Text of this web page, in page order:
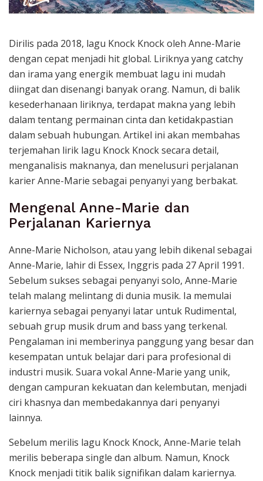
Dirilis pada 2018, lagu Knock Knock oleh Anne-Marie
dengan cepat menjadi hit global. Liriknya yang catchy
dan irama yang energik membuat lagu ini mudah
diingat dan disenangi banyak orang. Namun, di balik
kesederhanaan liriknya, terdapat makna yang lebih
dalam tentang permainan cinta dan ketidakpastian
dalam sebuah hubungan. Artikel ini akan membahas
terjemahan lirik lagu Knock Knock secara detail,
menganalisis maknanya, dan menelusuri perjalanan
karier Anne-Marie sebagai penyanyi yang berbakat.
Mengenal Anne-Marie dan
Perjalanan Kariernya
Anne-Marie Nicholson, atau yang lebih dikenal sebagai
Anne-Marie, lahir di Essex, Inggris pada 27 April 1991.
Sebelum sukses sebagai penyanyi solo, Anne-Marie
telah malang melintang di dunia musik. Ia memulai
kariernya sebagai penyanyi latar untuk Rudimental,
sebuah grup musik drum and bass yang terkenal.
Pengalaman ini memberinya panggung yang besar dan
kesempatan untuk belajar dari para profesional di
industri musik. Suara vokal Anne-Marie yang unik,
dengan campuran kekuatan dan kelembutan, menjadi
ciri khasnya dan membedakannya dari penyanyi
lainnya.
Sebelum merilis lagu Knock Knock, Anne-Marie telah
merilis beberapa single dan album. Namun, Knock
Knock menjadi titik balik signifikan dalam kariernya.